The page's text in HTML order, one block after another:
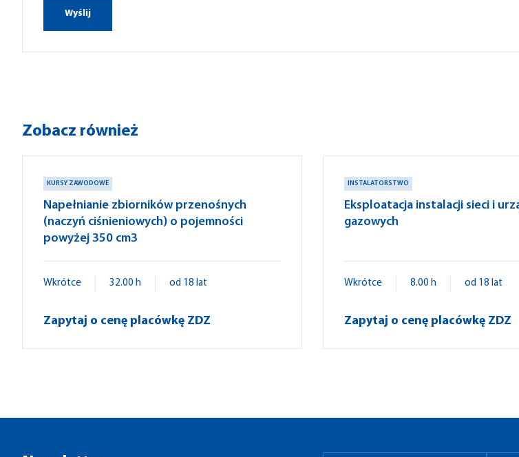
Zobacz również
KURSY ZAWODOWE
Napełnianie zbiorników przenośnych
(naczyń ciśnieniowych) o pojemności
powyżej 350 cm3
Wkrótce 32.00 h od 18 lat
Zapytaj o cenę placówkę ZDZ
INSTALATORSTWO
Eksploatacja instalacji sieci i
gazowych
Wkrótce 8.00 h od 18 lat
Zapytaj o cenę placówkę ZDZ